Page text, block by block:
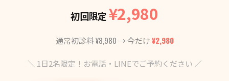
初回限定¥2,980
通常初診料¥8,980→ 今だけ¥2,980
＼ 1日2名限定！お電話・LINEでご予約ください ／